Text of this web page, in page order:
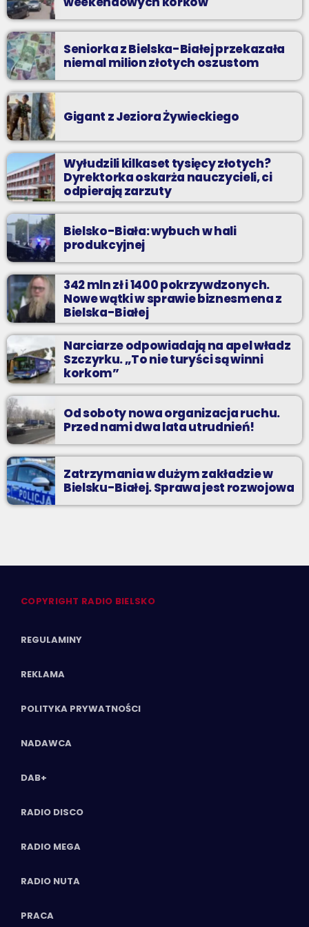
Seniorka z Bielska-Białej przekazała
niemal milion złotych oszustom
Gigant z Jeziora Żywieckiego
Wyłudzili kilkaset tysięcy złotych?
Dyrektorka oskarża nauczycieli, ci
odpierają zarzuty
Bielsko-Biała: wybuch w hali
produkcyjnej
342 mln zł i 1400 pokrzywdzonych.
Nowe wątki w sprawie biznesmena z
Bielska-Białej
Narciarze odpowiadają na apel władz
Szczyrku. „To nie turyści są winni
korkom”
Od soboty nowa organizacja ruchu.
Przed nami dwa lata utrudnień!
Zatrzymania w dużym zakładzie w
Bielsku-Białej. Sprawa jest rozwojowa
COPYRIGHT RADIO BIELSKO
REGULAMINY
REKLAMA
POLITYKA PRYWATNOŚCI
NADAWCA
DAB+
RADIO DISCO
RADIO MEGA
RADIO NUTA
PRACA